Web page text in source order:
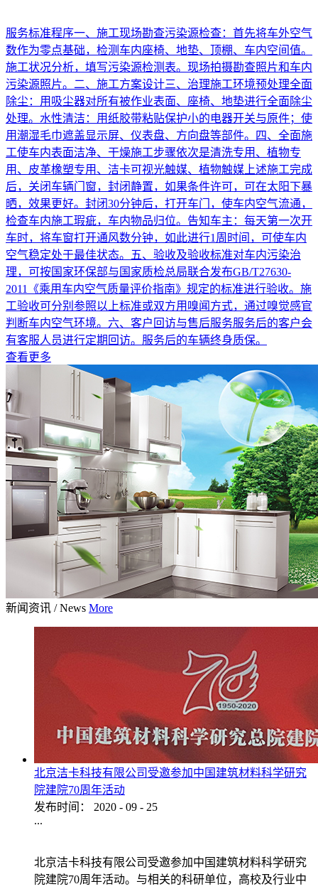
服务标准程序一、施工现场勘查污染源检查：首先将车外空气
数作为零点基础，检测车内座椅、地垫、顶棚、车内空间值。
施工状况分析，填写污染源检测表。现场拍摄勘查照片和车内
污染源照片。二、施工方案设计三、治理施工环境预处理全面
除尘：用吸尘器对所有被作业表面、座椅、地垫进行全面除尘
处理。水性清洁：用纸胶带粘贴保护小的电器开关与原件；使
用潮湿毛巾遮盖显示屏、仪表盘、方向盘等部件。四、全面施
工使车内表面洁净、干燥施工步骤依次是清洗专用、植物专
用、皮革橡塑专用、洁卡可视光触媒、植物触媒上述施工完成
后，关闭车辆门窗，封闭静置，如果条件许可，可在太阳下暴
晒，效果更好。封闭30分钟后，打开车门，使车内空气流通，
检查车内施工瑕疵，车内物品归位。告知车主：每天第一次开
车时，将车窗打开通风数分钟，如此进行1周时间，可使车内
空气稳定处于最佳状态。五、验收及验收标准对车内污染治
理，可按国家环保部与国家质检总局联合发布GB/T27630-
2011《乘用车内空气质量评价指南》规定的标准进行验收。施
工验收可分别参照以上标准或双方用嗅闻方式，通过嗅觉感官
判断车内空气环境。六、客户回访与售后服务服务后的客户会
有客服人员进行定期回访。服务后的车辆终身质保。
查看更多
新闻资讯 / News More
北京洁卡科技有限公司受邀参加中国建筑材料科学研究
院建院70周年活动
发布时间：
2020 - 09 - 25
...
北京洁卡科技有限公司受邀参加中国建筑材料科学研究
院建院70周年活动。与相关的科研单位，高校及行业中